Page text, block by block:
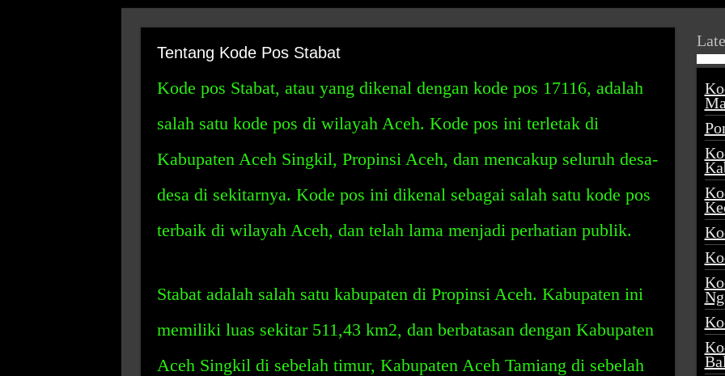
Tentang Kode Pos Stabat
Kode pos Stabat, atau yang dikenal dengan kode pos 17116, adalah
salah satu kode pos di wilayah Aceh. Kode pos ini terletak di
Kabupaten Aceh Singkil, Propinsi Aceh, dan mencakup seluruh desa-
desa di sekitarnya. Kode pos ini dikenal sebagai salah satu kode pos
terbaik di wilayah Aceh, dan telah lama menjadi perhatian publik.
Stabat adalah salah satu kabupaten di Propinsi Aceh. Kabupaten ini
memiliki luas sekitar 511,43 km2, dan berbatasan dengan Kabupaten
Aceh Singkil di sebelah timur, Kabupaten Aceh Tamiang di sebelah